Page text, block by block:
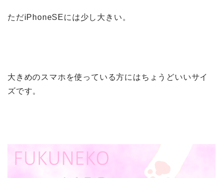
ただiPhoneSEには少し大きい。
大きめのスマホを使っている方にはちょうどいいサイ
ズです。